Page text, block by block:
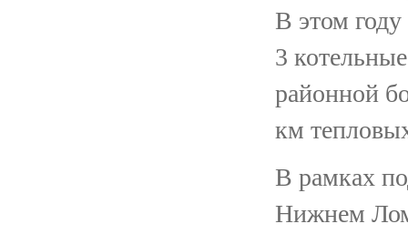
В этом
3
районной
км
В рамках
Нижнем